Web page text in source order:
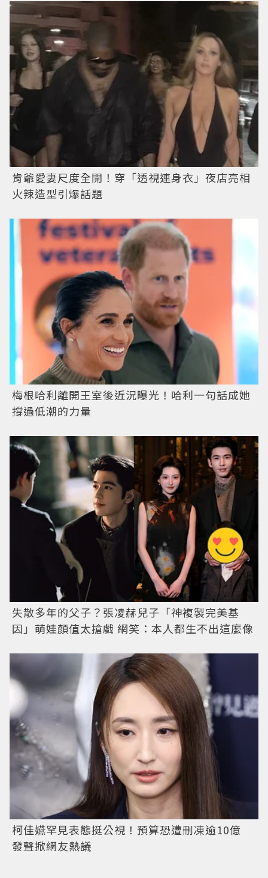
肯爺愛妻尺度全開！穿「透視連身衣」夜店亮相
火辣造型引爆話題
梅根哈利離開王室後近況曝光！哈利一句話成她
撐過低潮的力量
失散多年的父子？張凌赫兒子「神複製完美基
因」萌娃顏值太搶戲 網笑：本人都生不出這麼像
柯佳嬿罕見表態挺公視！預算恐遭刪凍逾10億
發聲掀網友熱議